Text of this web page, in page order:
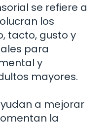
se refiere a
los
tacto, gusto y
para
y
mayores.
a mejorar
la